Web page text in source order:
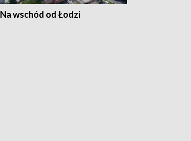
Na wschód od Łodzi